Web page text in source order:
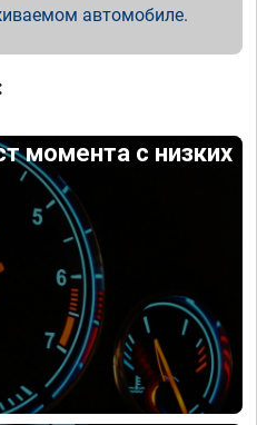
автомобиле.
момента с низких